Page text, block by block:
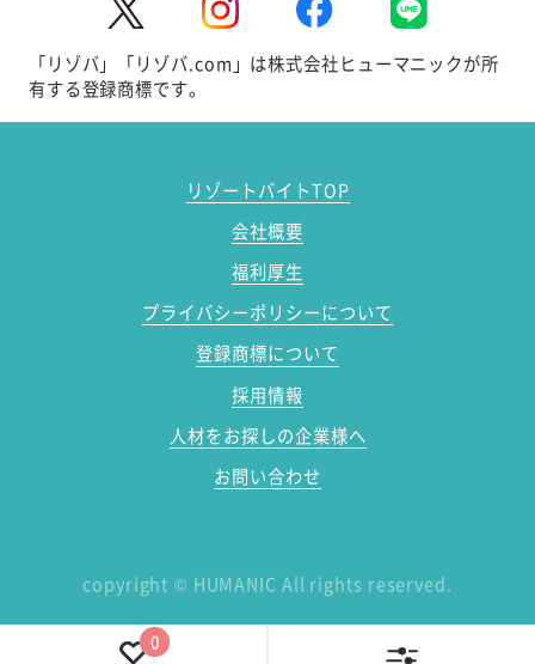
「リゾバ」「リゾバ.com」は株式会社ヒューマニックが所
有する登録商標です。
リゾートバイトTOP
会社概要
福利厚生
プライバシーポリシーについて
登録商標について
採用情報
人材をお探しの企業様へ
お問い合わせ
copyright © HUMANIC All rights reserved.
0